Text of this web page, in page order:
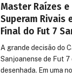
Master Raízes e
Superam Rivais
Final do Fut 7
A grande decisão do
Sanjoanense de Fut
desenhada. Em uma